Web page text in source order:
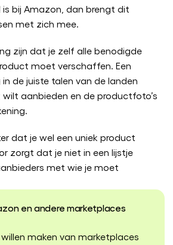
bij Amazon, dan brengt dit
met zich mee.
zijn dat je zelf alle benodigde
moet verschaffen. Een
de juiste talen van de landen
aanbieden en de productfoto’s
dat je wel een uniek product
zorgt dat je niet in een lijstje
met wie je moet
en andere marketplaces
maken van marketplaces